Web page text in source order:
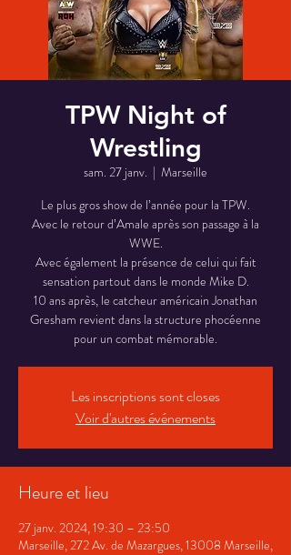
TPW Night of
Wrestling
sam. 27 janv.
  |
Marseille
Le plus gros show de l’année pour la TPW.
Avec le retour d’Amale après son passage à la
WWE.
Avec également la présence de celui qui fait
sensation partout dans le monde Mike D.
10 ans après, le catcheur américain Jonathan
Gresham revient dans la structure phocéenne
pour un combat mémorable.
Les inscriptions sont closes
Voir d'autres événements
Heure et lieu
27 janv. 2024, 19:30 – 23:50
Marseille, 272 Av. de Mazargues, 13008 Marseille,